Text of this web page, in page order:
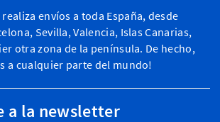
envíos a toda España, desde
Sevilla, Valencia, Islas Canarias,
otra zona de la península. De hecho,
a cualquier parte del mundo!
a la newsletter